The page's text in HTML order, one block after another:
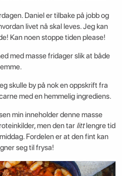
Daniel er tilbake på jobb og
livet nå skal leves. Jeg kan
Kan noen stoppe tiden please!
med masse fridager slik at både
skulle by på nok en oppskrift fra
med en hemmelig ingrediens.
min inneholder denne masse
men den tar littlengre tid
Fordelen er at den fint kan
seg til frysa!